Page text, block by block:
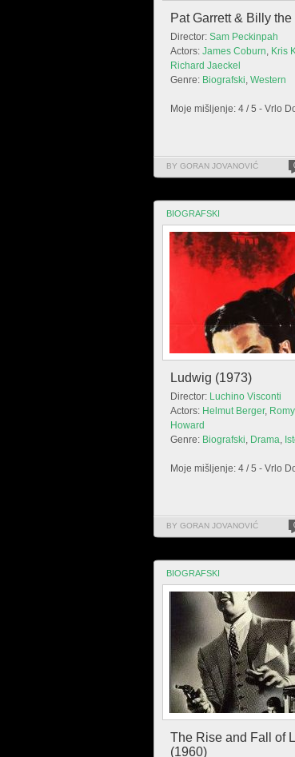
Pat Garrett & Billy
Director: Sam Peckinpah
Actors: James Coburn, Kris
Richard Jaeckel
Genre: Biografski, Western
Moje mišljenje: 4 / 5 - Vrlo
BY GORAN JOVANOVIĆ
BIOGRAFSKI
Ludwig (1973)
Director: Luchino Visconti
Actors: Helmut Berger,
Howard
Genre: Biografski, Drama,
Moje mišljenje: 4 / 5 - Vrlo
BY GORAN JOVANOVIĆ
BIOGRAFSKI
The Rise and Fall of
(1960)